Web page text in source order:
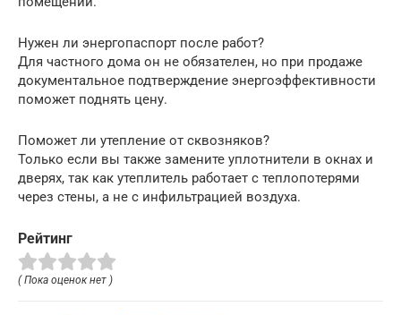
Нужен ли энергопаспорт после работ?
Для частного дома он не обязателен, но при продаже
документальное подтверждение энергоэффективности
поможет поднять цену.
Поможет ли утепление от сквозняков?
Только если вы также замените уплотнители в окнах и
дверях, так как утеплитель работает с теплопотерями
через стены, а не с инфильтрацией воздуха.
Рейтинг
( Пока оценок нет )